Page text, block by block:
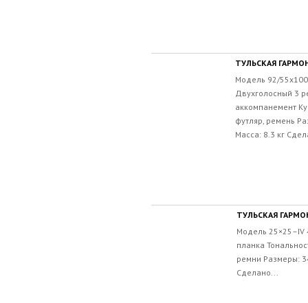
ТУЛЬСКАЯ
Модель 92/
Двухголосный 3
аккомпанемент
футляр, ремень
Масса: 8.3 кг
ТУЛЬСКАЯ
Модель 25×25–IV
планка
ремни Размеры:
Сделано...